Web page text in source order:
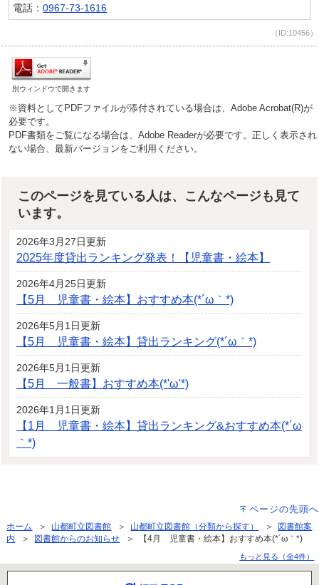
電話：0967-73-1616
（ID:10456）
別ウィンドウで開きます
※資料としてPDFファイルが添付されている場合は、Adobe Acrobat(R)が
必要です。
PDF書類をご覧になる場合は、Adobe Readerが必要です。正しく表示され
ない場合、最新バージョンをご利用ください。
このページを見ている人は、こんなページも見て
います。
2026年3月27日更新
2025年度貸出ランキング発表！【児童書・絵本】
2026年4月25日更新
【5月 児童書・絵本】おすすめ本(*´ω｀*)
2026年5月1日更新
【5月 児童書・絵本】貸出ランキング(*´ω｀*)
2026年5月1日更新
【5月 一般書】おすすめ本(*'ω'*)
2026年1月1日更新
【1月 児童書・絵本】貸出ランキング&おすすめ本(*´ω
｀*)
ページの先頭へ
ホーム ＞ 山都町立図書館 ＞ 山都町立図書館（分類から探す） ＞
図書館案
内
＞ 図書館からのお知らせ ＞ 【4月 児童書・絵本】おすすめ本(*´ω｀*)
もっと見る（全4件）